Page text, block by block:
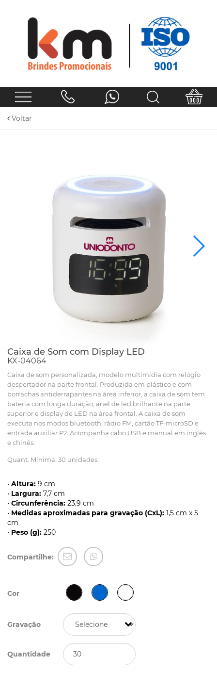
Voltar
Caixa de Som com Display LED
KX-04064
Caixa de som personalizada, modelo multimídia com relógio
despertador na parte frontal. Produzida em plástico e com
borrachas antiderrapantes na área inferior, a caixa de som tem
bateria com longa duração, anel de led brilhante na parte
superior e display de LED na área frontal. A caixa de som
executa nos modos bluetooth, rádio FM, cartão TF-microSD e
entrada auxiliar P2. Acompanha cabo USB e manual em inglês
e chinês.
Quant. Mínima: 30 unidades
• Altura: 9 cm
• Largura: 7,7 cm
• Circunferência: 23,9 cm
• Medidas aproximadas para gravação (CxL): 1,5 cm x 5
cm
• Peso (g): 250
Compartilhe:
Cor
Gravação
Quantidade